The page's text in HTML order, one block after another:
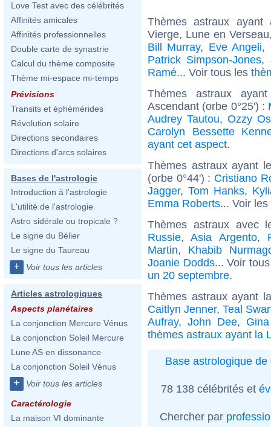
Love Test avec des célébrités
Affinités amicales
Affinités professionnelles
Double carte de synastrie
Calcul du thème composite
Thème mi-espace mi-temps
Prévisions
Transits et éphémérides
Révolution solaire
Directions secondaires
Directions d'arcs solaires
Bases de l'astrologie
Introduction à l'astrologie
L'utilité de l'astrologie
Astro sidérale ou tropicale ?
Le signe du Bélier
Le signe du Taureau
+ Voir tous les articles
Articles astrologiques
Aspects planétaires
La conjonction Mercure Vénus
La conjonction Soleil Mercure
Lune AS en dissonance
La conjonction Soleil Vénus
+ Voir tous les articles
Caractérologie
La maison VI dominante
Thèmes astraux
Vierge, Lune en
Bill Murray, Eve Angeli,
Patrick Simpson-Jones,
Ramé... Voir tous les
Thèmes astraux
Ascendant (orbe 0°25') :
Audrey Tautou, Ozzy
Carolyn Bessette
ayant cet aspect.
Thèmes astraux ayant
(orbe 0°44') : Cristiano
Jagger, Tom Hanks,
Emma Roberts... Voir les
Thèmes astraux avec
Russie,Asia Argento,
Martin, Khabib
Joanie Dodds... Voir
un 20 septembre.
Thèmes astraux ayant
Caitlyn Jenner, Teal
Aufray, John Dee,
thèmes astraux ayant la
Base astrologique de
78 138 célébrités et
Chercher par